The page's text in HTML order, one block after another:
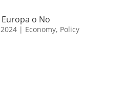
o No
| Economy, Policy